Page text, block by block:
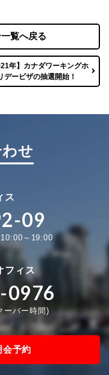
覧へ戻る
年】カナダワーキングホ
デービザの抽選開始！
せ
ス
09
～19:00
フィス
0976
ーバー時間)
会予約